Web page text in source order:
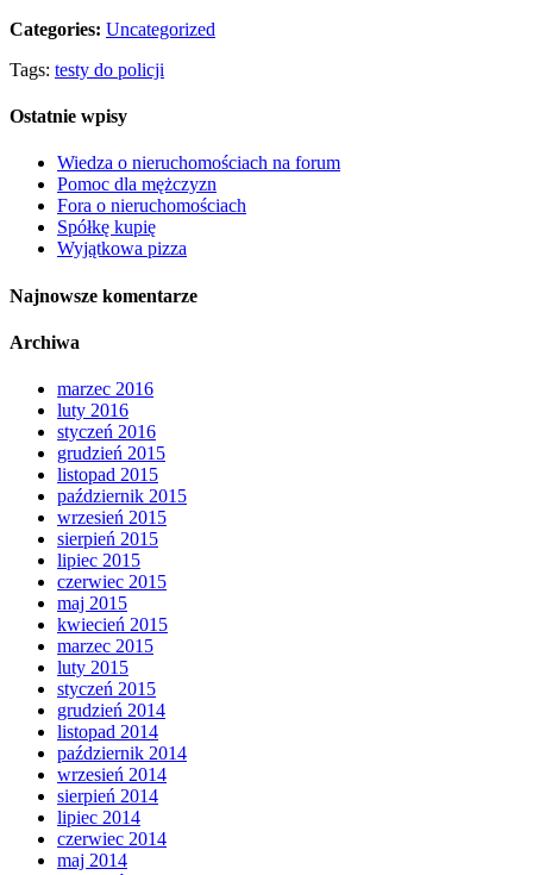
Categories: Uncategorized
Tags: testy do policji
Ostatnie wpisy
Wiedza o nieruchomościach na forum
Pomoc dla mężczyzn
Fora o nieruchomościach
Spółkę kupię
Wyjątkowa pizza
Najnowsze komentarze
Archiwa
marzec 2016
luty 2016
styczeń 2016
grudzień 2015
listopad 2015
październik 2015
wrzesień 2015
sierpień 2015
lipiec 2015
czerwiec 2015
maj 2015
kwiecień 2015
marzec 2015
luty 2015
styczeń 2015
grudzień 2014
listopad 2014
październik 2014
wrzesień 2014
sierpień 2014
lipiec 2014
czerwiec 2014
maj 2014